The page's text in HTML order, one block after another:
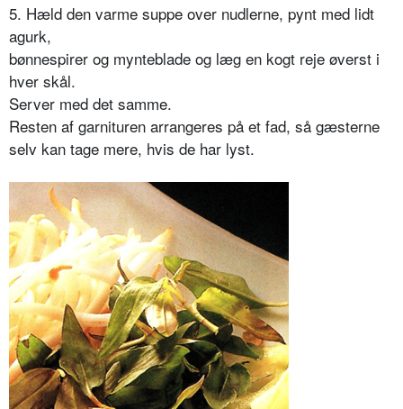
5. Hæld den varme suppe over nudlerne, pynt med lidt
agurk,
bønnespirer og mynteblade og læg en kogt reje øverst i
hver skål.
Server med det samme.
Resten af garnituren arrangeres på et fad, så gæsterne
selv kan tage mere, hvis de har lyst.